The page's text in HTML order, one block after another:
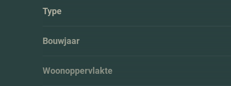
Type
Bouwjaar
Woonoppervlakte